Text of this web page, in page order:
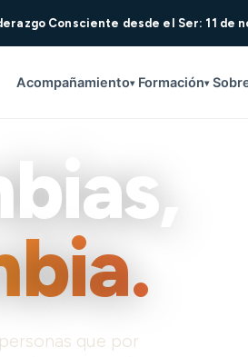
Consciente desde el Ser: 11 de
Acompañamiento▾ Formación▾
que por